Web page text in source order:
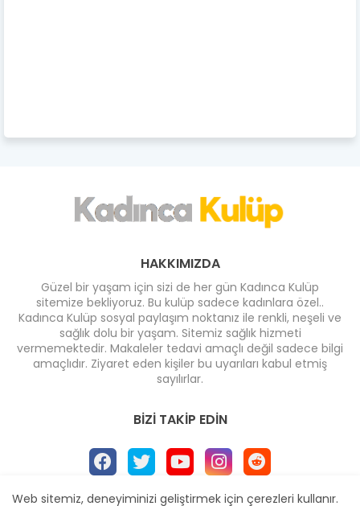
HAKKIMIZDA
Güzel bir yaşam için sizi de her gün Kadınca Kulüp
sitemize bekliyoruz. Bu kulüp sadece kadınlara özel..
Kadınca Kulüp sosyal paylaşım noktanız ile renkli, neşeli ve
sağlık dolu bir yaşam. Sitemiz sağlık hizmeti
vermemektedir. Makaleler tedavi amaçlı değil sadece bilgi
amaçlıdır. Ziyaret eden kişiler bu uyarıları kabul etmiş
sayılırlar.
BIZI TAKIP EDIN
Web sitemiz, deneyiminizi geliştirmek için çerezleri kullanır.